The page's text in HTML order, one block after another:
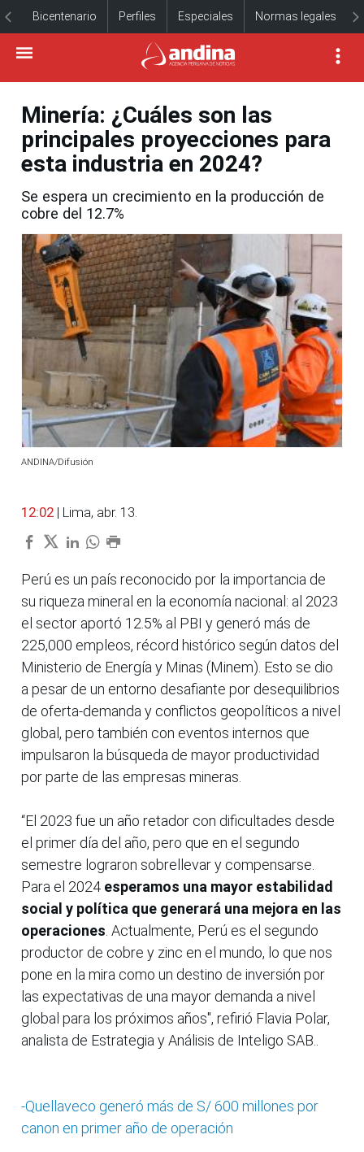
Bicentenario Perfiles Especiales Normas legales
Minería: ¿Cuáles son las
principales proyecciones para
esta industria en 2024?
Se espera un crecimiento en la producción de
cobre del 12.7%
ANDINA/Difusión
12:02 | Lima, abr. 13.
Perú es un país reconocido por la importancia de
su riqueza mineral en la economía nacional: al 2023
el sector aportó 12.5% al PBI y generó más de
225,000 empleos, récord histórico según datos del
Ministerio de Energía y Minas (Minem). Esto se dio
a pesar de un entorno desafiante por desequilibrios
de oferta-demanda y conflictos geopolíticos a nivel
global, pero también con eventos internos que
impulsaron la búsqueda de mayor productividad
por parte de las empresas mineras.
“El 2023 fue un año retador con dificultades desde
el primer día del año, pero que en el segundo
semestre lograron sobrellevar y compensarse.
Para el 2024 esperamos una mayor estabilidad
social y política que generará una mejora en las
operaciones . Actualmente, Perú es el segundo
productor de cobre y zinc en el mundo, lo que nos
pone en la mira como un destino de inversión por
las expectativas de una mayor demanda a nivel
global para los próximos años", refirió Flavia Polar,
analista de Estrategia y Análisis de Inteligo SAB..
-Quellaveco generó más de S/ 600 millones por
canon en primer año de operación